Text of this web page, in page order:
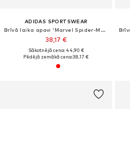
ADIDAS SPORTSWEAR
Brīvā laika apavi 'Marvel Spider-Man'
38,17 €
Sākotnējā cena: 44,90 €
Pēdējā zemākā cena:38,17 €